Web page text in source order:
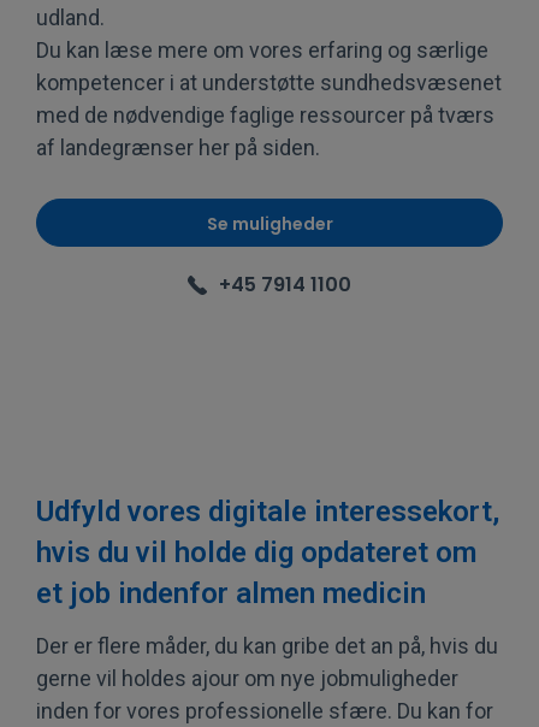
udland.
Du kan læse mere om vores erfaring og særlige
kompetencer i at understøtte sundhedsvæsenet
med de nødvendige faglige ressourcer på tværs
af landegrænser her på siden.
Se muligheder
+45 7914 1100
Udfyld vores digitale interessekort,
hvis du vil holde dig opdateret om
et job indenfor almen medicin
Der er flere måder, du kan gribe det an på, hvis du
gerne vil holdes ajour om nye jobmuligheder
inden for vores professionelle sfære. Du kan for